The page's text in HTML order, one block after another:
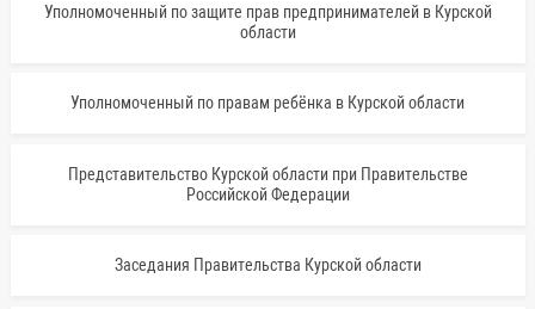
Уполномоченный по защите прав предпринимателей в Курской
области
Уполномоченный по правам ребёнка в Курской области
Представительство Курской области при Правительстве
Российской Федерации
Заседания Правительства Курской области